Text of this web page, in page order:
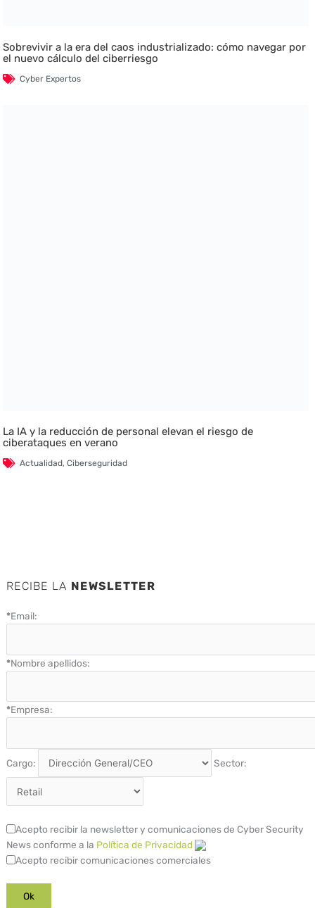
Sobrevivir a la era del caos industrializado: cómo navegar por
el nuevo cálculo del ciberriesgo
Cyber Expertos
La IA y la reducción de personal elevan el riesgo de
ciberataques en verano
Actualidad,Ciberseguridad
RECIBE LA NEWSLETTER
*Email:
*Nombre apellidos:
*Empresa:
Cargo: Sector:
Acepto recibir la newsletter y comunicaciones de Cyber Security
News conforme a la Política de Privacidad
Acepto recibir comunicaciones comerciales